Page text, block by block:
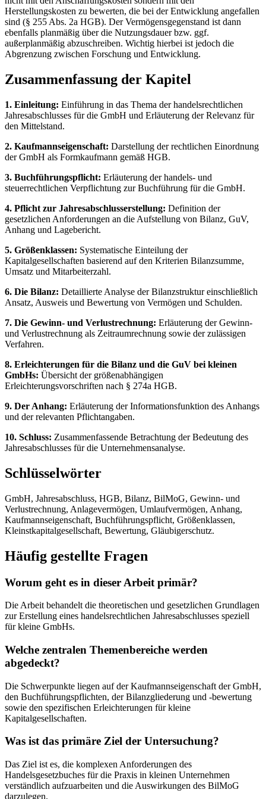
Herstellungskosten zu bewerten, die bei der Entwicklung angefallen
sind (§ 255 Abs. 2a HGB). Der Vermögensgegenstand ist dann
ebenfalls planmäßig über die Nutzungsdauer bzw. ggf.
außerplanmäßig abzuschreiben. Wichtig hierbei ist jedoch die
Abgrenzung zwischen Forschung und Entwicklung.
Zusammenfassung der Kapitel
1. Einleitung: Einführung in das Thema der handelsrechtlichen
Jahresabschlusses für die GmbH und Erläuterung der Relevanz für
den Mittelstand.
2. Kaufmannseigenschaft: Darstellung der rechtlichen Einordnung
der GmbH als Formkaufmann gemäß HGB.
3. Buchführungspflicht: Erläuterung der handels- und
steuerrechtlichen Verpflichtung zur Buchführung für die GmbH.
4. Pflicht zur Jahresabschlusserstellung: Definition der
gesetzlichen Anforderungen an die Aufstellung von Bilanz, GuV,
Anhang und Lagebericht.
5. Größenklassen: Systematische Einteilung der
Kapitalgesellschaften basierend auf den Kriterien Bilanzsumme,
Umsatz und Mitarbeiterzahl.
6. Die Bilanz: Detaillierte Analyse der Bilanzstruktur einschließlich
Ansatz, Ausweis und Bewertung von Vermögen und Schulden.
7. Die Gewinn- und Verlustrechnung: Erläuterung der Gewinn-
und Verlustrechnung als Zeitraumrechnung sowie der zulässigen
Verfahren.
8. Erleichterungen für die Bilanz und die GuV bei kleinen
GmbHs: Übersicht der größenabhängigen
Erleichterungsvorschriften nach § 274a HGB.
9. Der Anhang: Erläuterung der Informationsfunktion des Anhangs
und der relevanten Pflichtangaben.
10. Schluss: Zusammenfassende Betrachtung der Bedeutung des
Jahresabschlusses für die Unternehmensanalyse.
Schlüsselwörter
GmbH, Jahresabschluss, HGB, Bilanz, BilMoG, Gewinn- und
Verlustrechnung, Anlagevermögen, Umlaufvermögen, Anhang,
Kaufmannseigenschaft, Buchführungspflicht, Größenklassen,
Kleinstkapitalgesellschaft, Bewertung, Gläubigerschutz.
Häufig gestellte Fragen
Worum geht es in dieser Arbeit primär?
Die Arbeit behandelt die theoretischen und gesetzlichen Grundlagen
zur Erstellung eines handelsrechtlichen Jahresabschlusses speziell
für kleine GmbHs.
Welche zentralen Themenbereiche werden
abgedeckt?
Die Schwerpunkte liegen auf der Kaufmannseigenschaft der GmbH,
den Buchführungspflichten, der Bilanzgliederung und -bewertung
sowie den spezifischen Erleichterungen für kleine
Kapitalgesellschaften.
Was ist das primäre Ziel der Untersuchung?
Das Ziel ist es, die komplexen Anforderungen des
Handelsgesetzbuches für die Praxis in kleinen Unternehmen
verständlich aufzuarbeiten und die Auswirkungen des BilMoG
darzulegen.